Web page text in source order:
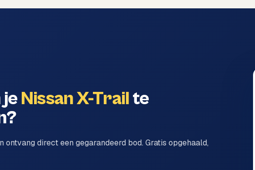
Nissan X-Trailte
ontvang direct een gegarandeerd bod. Gratis opgehaald,